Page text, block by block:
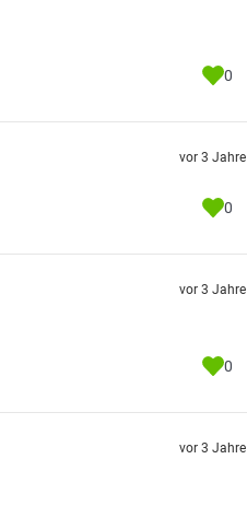
0
vor 3 Jahre
0
vor 3 Jahre
0
vor 3 Jahre